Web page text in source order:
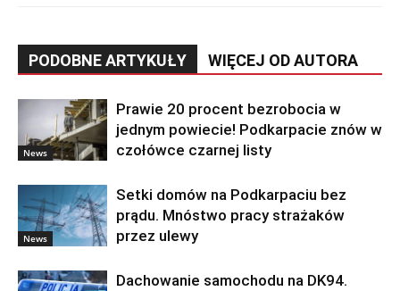
PODOBNE ARTYKUŁY WIĘCEJ OD AUTORA
News
Prawie 20 procent bezrobocia w
jednym powiecie! Podkarpacie znów w
czołówce czarnej listy
News
Setki domów na Podkarpaciu bez
prądu. Mnóstwo pracy strażaków
przez ulewy
Dachowanie samochodu na DK94.